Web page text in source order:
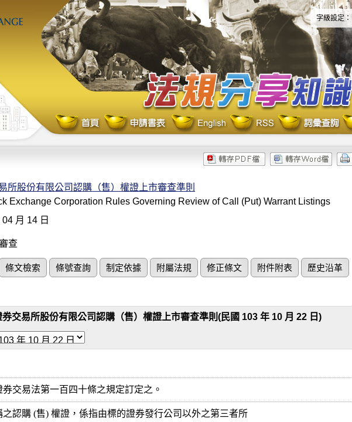
字級設定：
所股份有限公司認購（售）權證上市審查準則
Exchange Corporation Rules Governing Review of Call (Put) Warrant Listings
月 14 日
查
條文檢索 條號查詢 制定依據 附屬法規 修正條文 附件附表 歷史沿革
券交易所股份有限公司認購（售）權證上市審查準則(民國 103 年 10 月 22 日)
交易法第一百四十條之規定訂定之。
之認購 (售) 權證，係指由標的證券發行公司以外之第三者所